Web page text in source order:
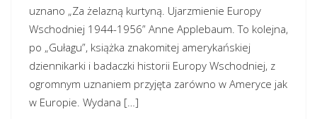
uznano „Za żelazną kurtyną. Ujarzmienie Europy
Wschodniej 1944-1956” Anne Applebaum. To kolejna,
po „Gułagu”, książka znakomitej amerykańskiej
dziennikarki i badaczki historii Europy Wschodniej, z
ogromnym uznaniem przyjęta zarówno w Ameryce jak
w Europie. Wydana […]